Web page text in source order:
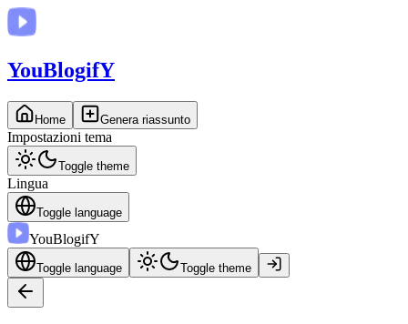
YouBlogifY
Home Genera riassunto
Impostazioni tema
Toggle theme
Lingua
Toggle language
YouBlogifY
Toggle language Toggle theme